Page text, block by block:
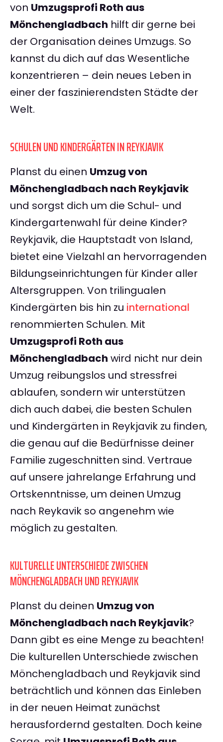
von Umzugsprofi Roth aus
Mönchengladbach hilft dir gerne bei
der Organisation deines Umzugs. So
kannst du dich auf das Wesentliche
konzentrieren – dein neues Leben in
einer der faszinierendsten Städte der
Welt.
SCHULEN UND KINDERGÄRTEN IN REYKJAVIK
Planst du einen Umzug von
Mönchengladbach nach Reykjavik
und sorgst dich um die Schul- und
Kindergartenwahl für deine Kinder?
Reykjavik, die Hauptstadt von Island,
bietet eine Vielzahl an hervorragenden
Bildungseinrichtungen für Kinder aller
Altersgruppen. Von trilingualen
Kindergärten bis hin zu international
renommierten Schulen. Mit
Umzugsprofi Roth aus
Mönchengladbach wird nicht nur dein
Umzug reibungslos und stressfrei
ablaufen, sondern wir unterstützen
dich auch dabei, die besten Schulen
und Kindergärten in Reykjavik zu finden,
die genau auf die Bedürfnisse deiner
Familie zugeschnitten sind. Vertraue
auf unsere jahrelange Erfahrung und
Ortskenntnisse, um deinen Umzug
nach Reykavik so angenehm wie
möglich zu gestalten.
KULTURELLE UNTERSCHIEDE ZWISCHEN
MÖNCHENGLADBACH UND REYKJAVIK
Planst du deinen Umzug von
Mönchengladbach nach Reykjavik?
Dann gibt es eine Menge zu beachten!
Die kulturellen Unterschiede zwischen
Mönchengladbach und Reykjavik sind
beträchtlich und können das Einleben
in der neuen Heimat zunächst
herausfordernd gestalten. Doch keine